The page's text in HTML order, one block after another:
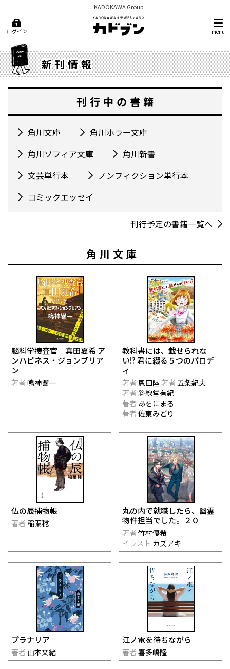
KADOKAWA Group
ログイン menu
新刊情報
刊行中の書籍
角川文庫
角川ホラー文庫
角川ソフィア文庫
角川新書
文芸単行本
ノンフィクション単行本
コミックエッセイ
刊行予定の書籍一覧へ
角川文庫
脳科学捜査官 真田夏希 ア
ンハピネス・ジョンブリア
ン
著者 鳴神響一
教科書には、載せられな
い!? 君に綴る５つのパロデ
ィ
著者 恩田陸著者 五条紀夫
著者 斜線堂有紀
著者 あをにまる
著者 佐東みどり
仏の辰捕物帳
著者 稲葉稔
丸の内で就職したら、幽霊
物件担当でした。２０
著者 竹村優希
イラスト カズアキ
プラナリア
著者 山本文緒
江ノ電を待ちながら
著者 喜多嶋隆